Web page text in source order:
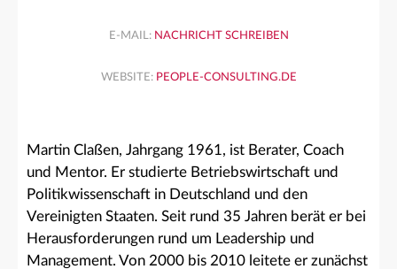
E-MAIL: NACHRICHT SCHREIBEN
WEBSITE: PEOPLE-CONSULTING.DE
Martin Claßen, Jahrgang 1961, ist Berater, Coach
und Mentor. Er studierte Betriebswirtschaft und
Politikwissenschaft in Deutschland und den
Vereinigten Staaten. Seit rund 35 Jahren berät er bei
Herausforderungen rund um Leadership und
Management. Von 2000 bis 2010 leitete er zunächst